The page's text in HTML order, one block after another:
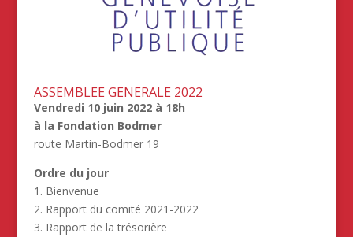
ASSEMBLEE GENERALE 2022
Vendredi 10 juin 2022 à 18h
à la Fondation Bodmer
route Martin-Bodmer 19
Ordre du jour
1. Bienvenue
2. Rapport du comité 2021-2022
3. Rapport de la trésorière